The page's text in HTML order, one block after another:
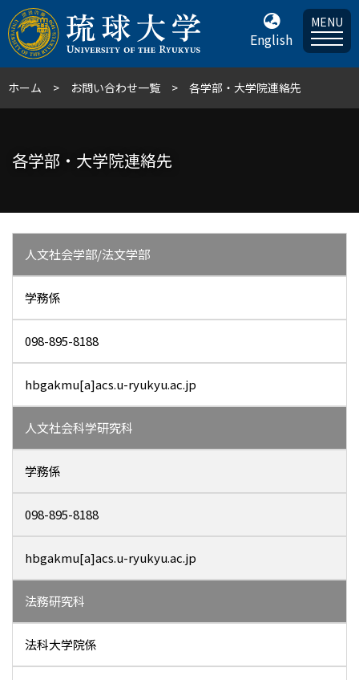
English
MENU
ホーム お問い合わせ一覧 各学部・大学院連絡先
各学部・大学院連絡先
人文社会学部/法文学部
学務係
098-895-8188
hbgakmu[a]acs.u-ryukyu.ac.jp
人文社会科学研究科
学務係
098-895-8188
hbgakmu[a]acs.u-ryukyu.ac.jp
法務研究科
法科大学院係